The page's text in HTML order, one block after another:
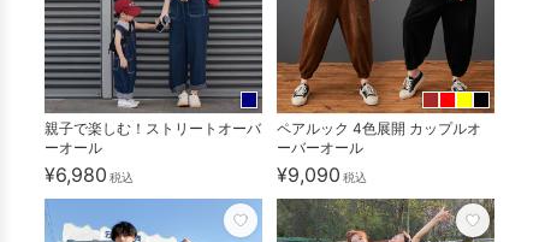
親子で楽しむ！ストリートオーバ
ーオール
¥6,980 税込
ペアルック 4色展開 カップルオ
ーバーオール
¥9,090 税込